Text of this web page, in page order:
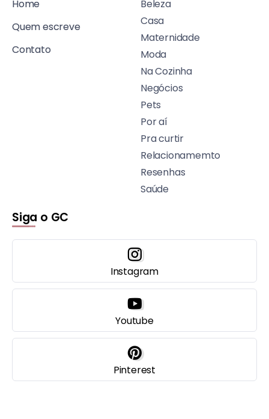
Home
Quem escreve
Contato
Beleza
Casa
Maternidade
Moda
Na Cozinha
Negócios
Pets
Por aí
Pra curtir
Relacionamemto
Resenhas
Saúde
Siga o GC
Instagram
Youtube
Pinterest